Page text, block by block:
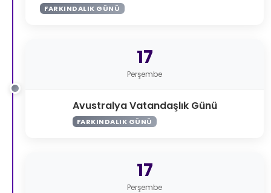
FARKINDALIK GÜNÜ
17
Perşembe
Avustralya Vatandaşlık Günü
FARKINDALIK GÜNÜ
17
Perşembe